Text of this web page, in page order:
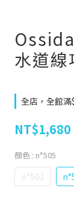
水道線
全店，全館
NT$1,680
顏色 : n°505
n°501